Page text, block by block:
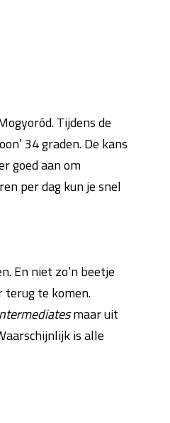
Tijdens de
34 graden. De kans
goed aan om
per dag kun je snel
En niet zo’n beetje
terug te komen.
maar uit
is alle